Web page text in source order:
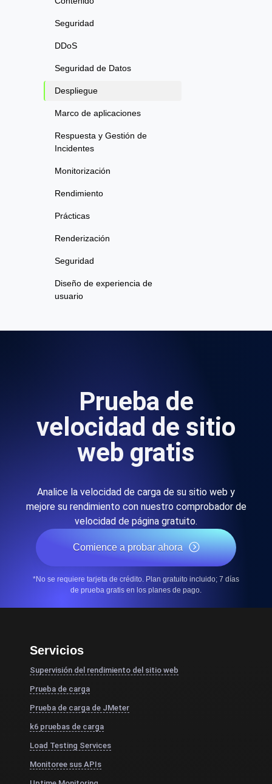
Seguridad
DDoS
Seguridad de Datos
Despliegue
Marco de aplicaciones
Respuesta y Gestión de
Incidentes
Monitorización
Rendimiento
Prácticas
Renderización
Seguridad
Diseño de experiencia de
usuario
Prueba de
velocidad de sitio
web gratis
Analice la velocidad de carga de su sitio web y
mejore su rendimiento con nuestro comprobador de
velocidad de página gratuito.
Comience a probar ahora
*No se requiere tarjeta de crédito. Plan gratuito incluido; 7 días
de prueba gratis en los planes de pago.
Servicios
Supervisión del rendimiento del sitio web
Prueba de carga
Prueba de carga de JMeter
k6 pruebas de carga
Load Testing Services
Monitoree sus APIs